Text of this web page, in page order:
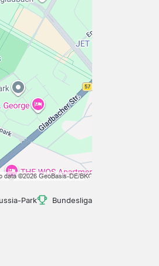
Park Bundesliga